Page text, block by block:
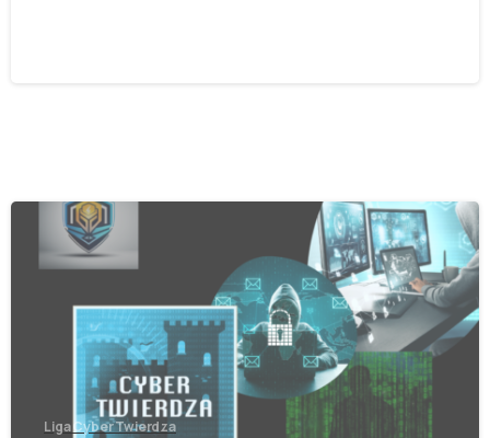
Liga Cyber Twierdza